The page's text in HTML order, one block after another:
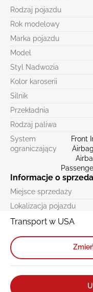
Rodzaj pojazdu
Rok modelowy
Marka pojazdu
Model
Styl Nadwozia
Kolor karoserii
Silnik
Przekładnia
Rodzaj paliwa
System
ograniczający
Front
Informacje o
Miejsce sprzedaży
Lokalizacja pojazdu
Transport w USA